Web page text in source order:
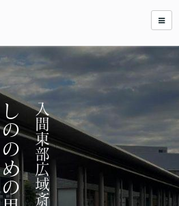
入間東部広域斎場
しののめの里